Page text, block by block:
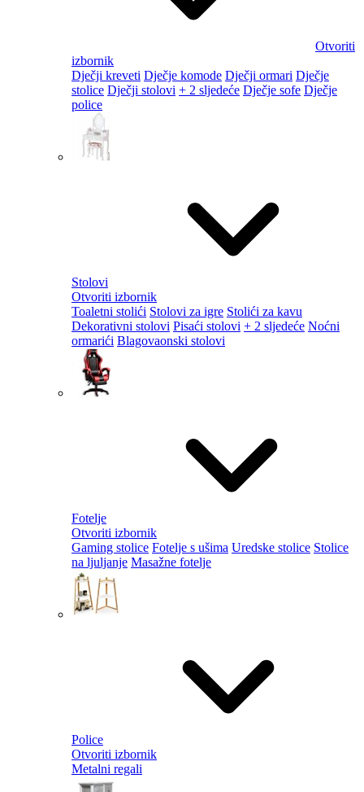
Otvoriti
izbornik
Dječji kreveti Dječje komode Dječji ormari Dječje
stolice Dječji stolovi + 2 sljedeće Dječje sofe Dječje
police
Stolovi
Otvoriti izbornik
Toaletni stolići Stolovi za igre Stolići za kavu
Dekorativni stolovi Pisaći stolovi + 2 sljedeće Noćni
ormarići Blagovaonski stolovi
Fotelje
Otvoriti izbornik
Gaming stolice Fotelje s ušima Uredske stolice Stolice
na ljuljanje Masažne fotelje
Police
Otvoriti izbornik
Metalni regali